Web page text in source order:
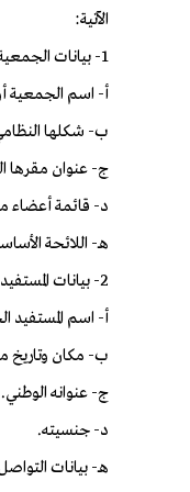
الآتية:
1- بيانات الجمعية أو المؤسسة، وبصفة خاصة الآتي:
أ- اسم الجمعية
ب- شكلها
ج- عنوان مقرها
د- قائمة أعضاء
هـ- اللائحة
2- بيانات المستفيد الحقيقي، على أن تتضمن الآتي لكل مستفيد حقيقي على حدة:
أ- اسم المستفيد
ب- مكان وتاريخ
ج- عنوانه الوطني.
د- جنسيته.
هـ- بيانات